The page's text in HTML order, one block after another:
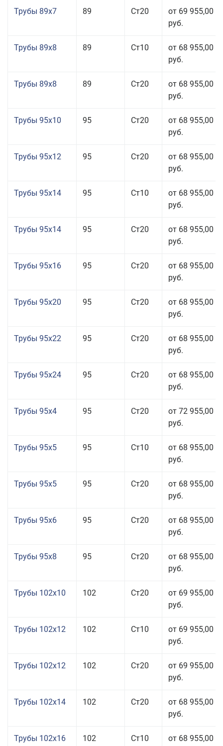
Трубы 89x7 89 Ст20
от 69 955,00
руб.
Трубы 89x8 89 Ст10
от 68 955,00
руб.
Трубы 89x8 89 Ст20
от 68 955,00
руб.
Трубы 95x10 95 Ст20
от 68 955,00
руб.
Трубы 95x12 95 Ст20
от 68 955,00
руб.
Трубы 95x14 95 Ст10
от 68 955,00
руб.
Трубы 95x14 95 Ст20
от 68 955,00
руб.
Трубы 95x16 95 Ст20
от 68 955,00
руб.
Трубы 95x20 95 Ст20
от 68 955,00
руб.
Трубы 95x22 95 Ст20
от 68 955,00
руб.
Трубы 95x24 95 Ст20
от 68 955,00
руб.
Трубы 95x4 95 Ст20
от 72 955,00
руб.
Трубы 95x5 95 Ст10
от 68 955,00
руб.
Трубы 95x5 95 Ст20
от 68 955,00
руб.
Трубы 95x6 95 Ст20
от 68 955,00
руб.
Трубы 95x8 95 Ст20
от 68 955,00
руб.
Трубы 102x10 102 Ст20
от 69 955,00
руб.
Трубы 102x12 102 Ст10
от 69 955,00
руб.
Трубы 102x12 102 Ст20
от 69 955,00
руб.
Трубы 102x14 102 Ст20
от 68 955,00
руб.
Трубы 102x16 102 Ст10
от 68 955,00